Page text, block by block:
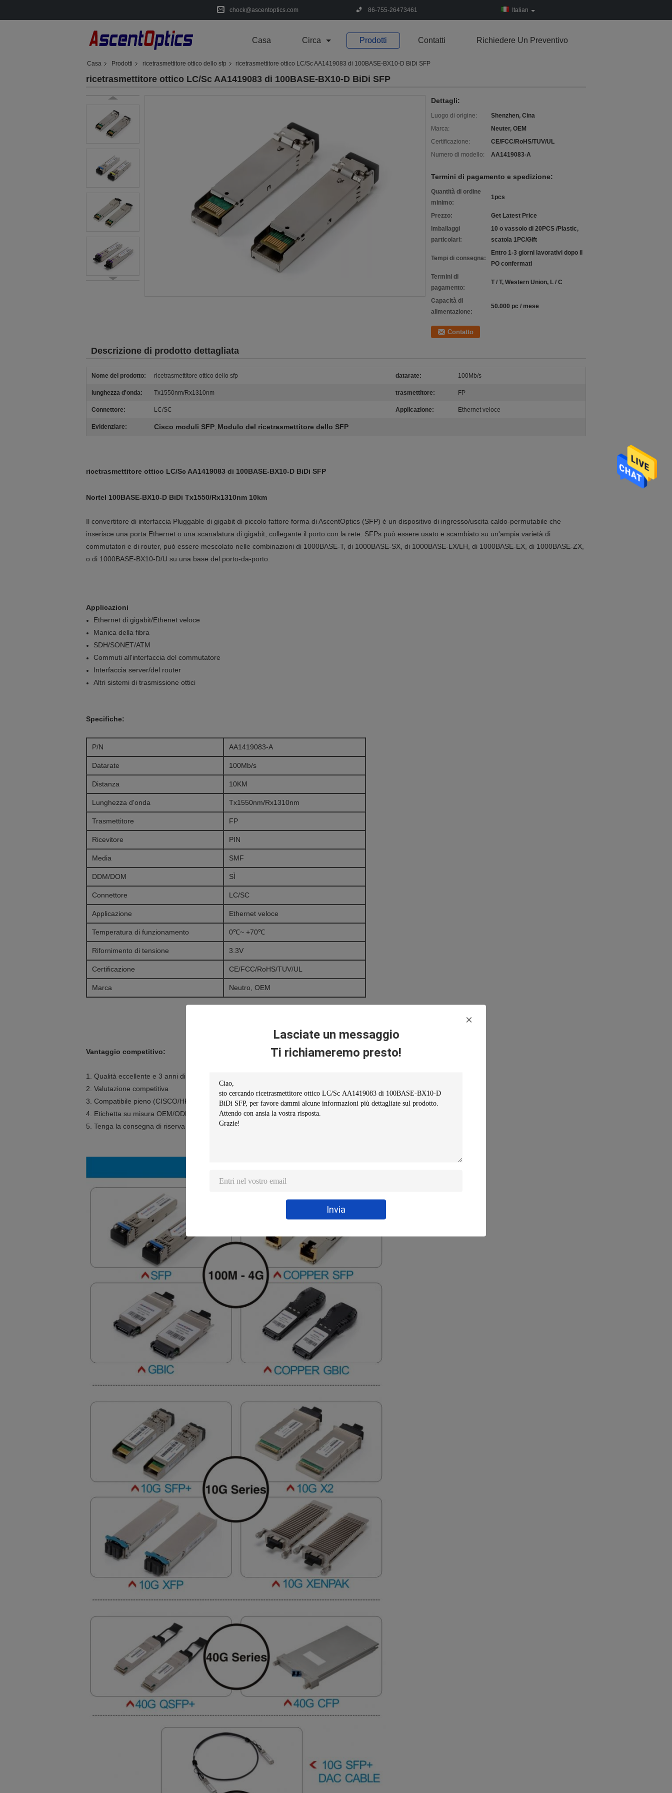
Lasciate un messaggio
Ti richiameremo presto!
Invia
chock@ascentoptics.com 86-755-26473461 Italian
Casa Circa Prodotti Contatti Richiedere Un Preventivo
Casa Prodotti ricetrasmettitore ottico dello sfp ricetrasmettitore ottico LC/Sc AA1419083 di 100BASE-BX10-D BiDi SFP
ricetrasmettitore ottico LC/Sc AA1419083 di 100BASE-BX10-D BiDi SFP
Dettagli:
Luogo di origine:
Shenzhen, Cina
Marca:
Neuter, OEM
Certificazione:
CE/FCC/RoHS/TUV/UL
Numero di modello:
AA1419083-A
Termini di pagamento e spedizione:
Quantità di ordine
minimo:
1pcs
Prezzo:
Get Latest Price
Imballaggi
particolari:
10 o vassoio di 20PCS /Plastic,
scatola 1PC/Gift
Tempi di consegna:
Entro 1-3 giorni lavorativi dopo il
PO confermati
Termini di
pagamento:
T / T, Western Union, L / C
Capacità di
alimentazione:
50.000 pc / mese
Contatto
Descrizione di prodotto dettagliata
Nome del prodotto: ricetrasmettitore ottico dello sfp datarate: 100Mb/s
lunghezza d'onda: Tx1550nm/Rx1310nm trasmettitore: FP
Connettore: LC/SC Applicazione: Ethernet veloce
Evidenziare: Cisco moduli SFP, Modulo del ricetrasmettitore dello SFP
ricetrasmettitore ottico LC/Sc AA1419083 di 100BASE-BX10-D BiDi SFP
Nortel 100BASE-BX10-D BiDi Tx1550/Rx1310nm 10km
Il convertitore di interfaccia Pluggable di gigabit di piccolo fattore forma di AscentOptics (SFP) è un dispositivo di ingresso/uscita caldo-permutabile che
inserisce una porta Ethernet o una scanalatura di gigabit, collegante il porto con la rete. SFPs può essere usato e scambiato su un'ampia varietà di
commutatori e di router, può essere mescolato nelle combinazioni di 1000BASE-T, di 1000BASE-SX, di 1000BASE-LX/LH, di 1000BASE-EX, di 1000BASE-ZX,
o di 1000BASE-BX10-D/U su una base del porto-da-porto.
Applicazioni
Ethernet di gigabit/Ethenet veloce
Manica della fibra
SDH/SONET/ATM
Commuti all'interfaccia del commutatore
Interfaccia server/del router
Altri sistemi di trasmissione ottici
Specifiche:
P/N AA1419083-A
Datarate 100Mb/s
Distanza 10KM
Lunghezza d'onda Tx1550nm/Rx1310nm
Trasmettitore FP
Ricevitore PIN
Media SMF
DDM/DOM SÌ
Connettore LC/SC
Applicazione Ethernet veloce
Temperatura di funzionamento 0℃~ +70℃
Rifornimento di tensione 3.3V
Certificazione CE/FCC/RoHS/TUV/UL
Marca Neutro, OEM
Vantaggio competitivo:
1. Qualità eccellente e 3 anni di garanzia
2. Valutazione competitiva
3. Compatibile pieno (CISCO/HP/Extreme/Juniper/H3C…)
4. Etichetta su misura OEM/ODM
5. Tenga la consegna di riserva e veloce